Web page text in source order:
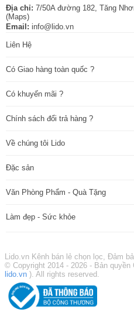
›
Chăm
Sóc
Cá
Chăm
Tóc
Da
›
Chăm
Cơ
› Chăm
da
mặt
năng
Thực
phẩm
chức
năng
Địa chỉ: 7/50A đường 182, Tăng
(Maps)
Email: info@lido.vn
Liên Hệ
Có Giao hàng toàn quốc ?
Có khuyến mãi ?
Chính sách đổi trả hàng ?
Về chúng tôi Lido
Đặc sản
Văn Phòng Phẩm - Quà Tặng
Làm đẹp - Sức khỏe
Lido.vn Kênh bán lẻ chọn lọc, Đảm
© Copyright 2014 - 2026 - Bản
lido.vn ). All rights reserved.